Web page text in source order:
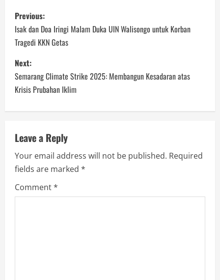
P
o
s
t
n
a
v
i
g
a
Previous:
Isak dan Doa Iringi Malam Duka UIN Walisongo untuk Korban
Tragedi KKN Getas
Next:
Semarang Climate Strike 2025: Membangun Kesadaran atas
Krisis Prubahan Iklim
Leave a Reply
Your email address will not be published. Required
fields are marked *
Comment*